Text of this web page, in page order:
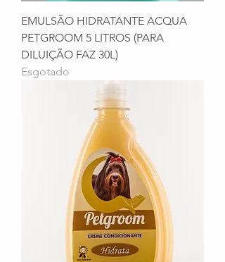
EMULSÃO HIDRATANTE ACQUA
PETGROOM 5 LITROS (PARA
DILUIÇÃO FAZ 30L)
Esgotado